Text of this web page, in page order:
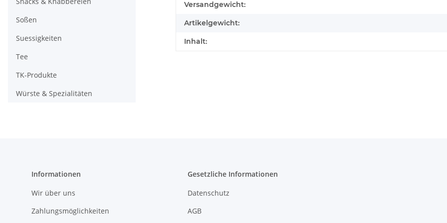
Produkteigenschaft
Wert
Versandgewicht:
Artikelgewicht:
Inhalt:
Soßen
Suessigkeiten
Tee
TK-Produkte
Würste & Spezialitäten
Informationen
Wir über uns
Zahlungsmöglichkeiten
Gesetzliche Informationen
Datenschutz
AGB